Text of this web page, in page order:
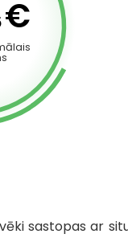
€
sastopas ar